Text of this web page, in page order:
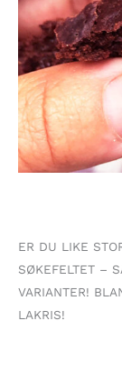
ER DU LIKE
SØKEFELTET –
VARIANTER!
LAKRIS!